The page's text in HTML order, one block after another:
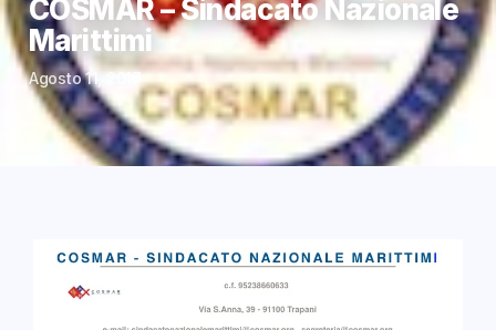
COSMAR – Sindacato Nazionale
Marittimi
Agosto 11, 2017